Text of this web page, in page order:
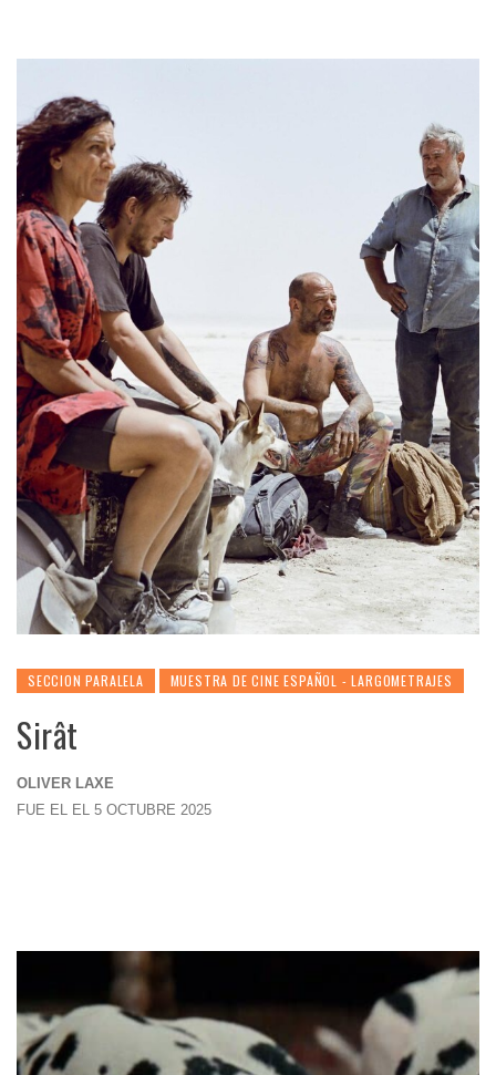
SECCION PARALELA MUESTRA DE CINE ESPAÑOL - LARGOMETRAJES
Sirât
OLIVER LAXE
FUE EL EL 5 OCTUBRE 2025